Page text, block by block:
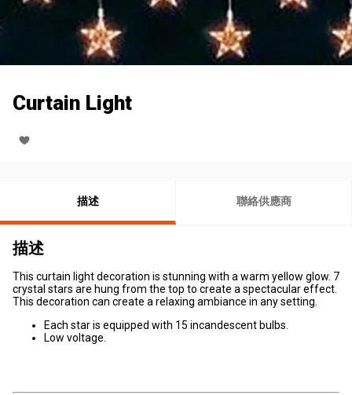
Curtain Light
描述 聯絡供應商
描述
This curtain light decoration is stunning with a warm yellow glow. 7
crystal stars are hung from the top to create a spectacular effect.
This decoration can create a relaxing ambiance in any setting.
Each star is equipped with 15 incandescent bulbs.
Low voltage.